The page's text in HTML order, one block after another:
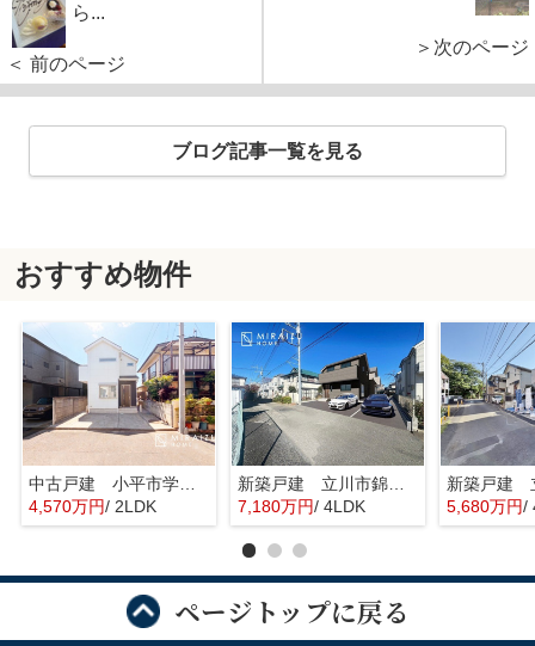
ら...
＜ 前のページ
＞次のページ
ブログ記事一覧を見る
おすすめ物件
中古戸建 小平市学園東町 全1棟
4,570万円/ 2LDK
新築戸建 立川市錦町 全2棟
7,180万円/ 4LDK 5,680万円/
ページトップに戻る